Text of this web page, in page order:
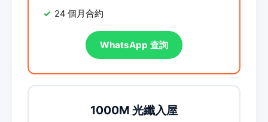
24 個月合約
WhatsApp 查詢
1000M 光纖入屋